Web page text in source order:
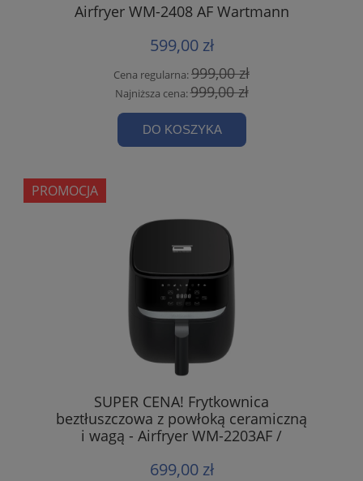
Airfryer WM-2408 AF Wartmann
599,00 zł
Cena regularna:999,00 zł
Najniższa cena:999,00 zł
DO KOSZYKA
SUPER CENA! Frytkownica
beztłuszczowa z powłoką ceramiczną
i wagą - Airfryer WM-2203AF /
699,00 zł
PROMOCJA